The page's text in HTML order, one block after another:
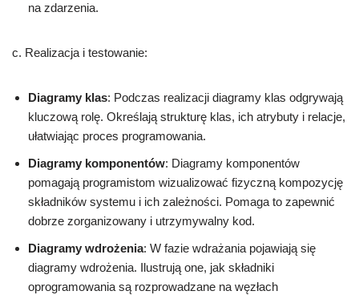
na zdarzenia.
c. Realizacja i testowanie:
Diagramy klas: Podczas realizacji diagramy klas odgrywają
kluczową rolę. Określają strukturę klas, ich atrybuty i relacje,
ułatwiając proces programowania.
Diagramy komponentów: Diagramy komponentów
pomagają programistom wizualizować fizyczną kompozycję
składników systemu i ich zależności. Pomaga to zapewnić
dobrze zorganizowany i utrzymywalny kod.
Diagramy wdrożenia: W fazie wdrażania pojawiają się
diagramy wdrożenia. Ilustrują one, jak składniki
oprogramowania są rozprowadzane na węzłach